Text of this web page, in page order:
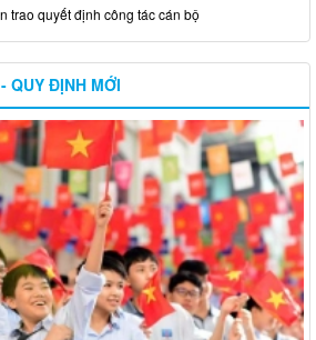
trao quyết định công tác cán bộ
QUY ĐỊNH MỚI